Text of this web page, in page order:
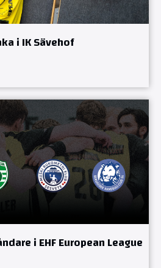
i IK Sävehof
i EHF European League